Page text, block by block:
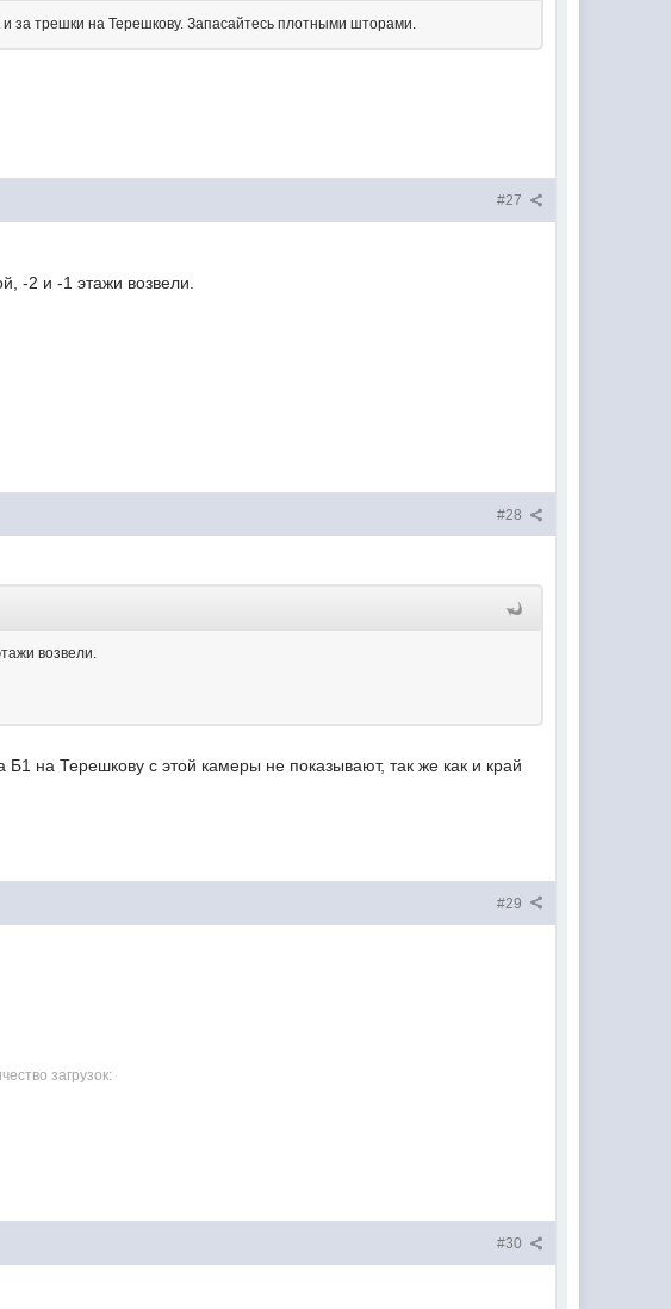
и за трешки на Терешкову. Запасайтесь плотными шторами.
#27
-2 и -1 этажи возвели.
#28
возвели.
на Терешкову с этой камеры не показывают, так же как и край
#29
загрузок:
#30